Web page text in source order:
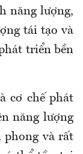
năng lượng,
tái tạo và
triển bền
cơ chế phát
năng lượng
phong và rất